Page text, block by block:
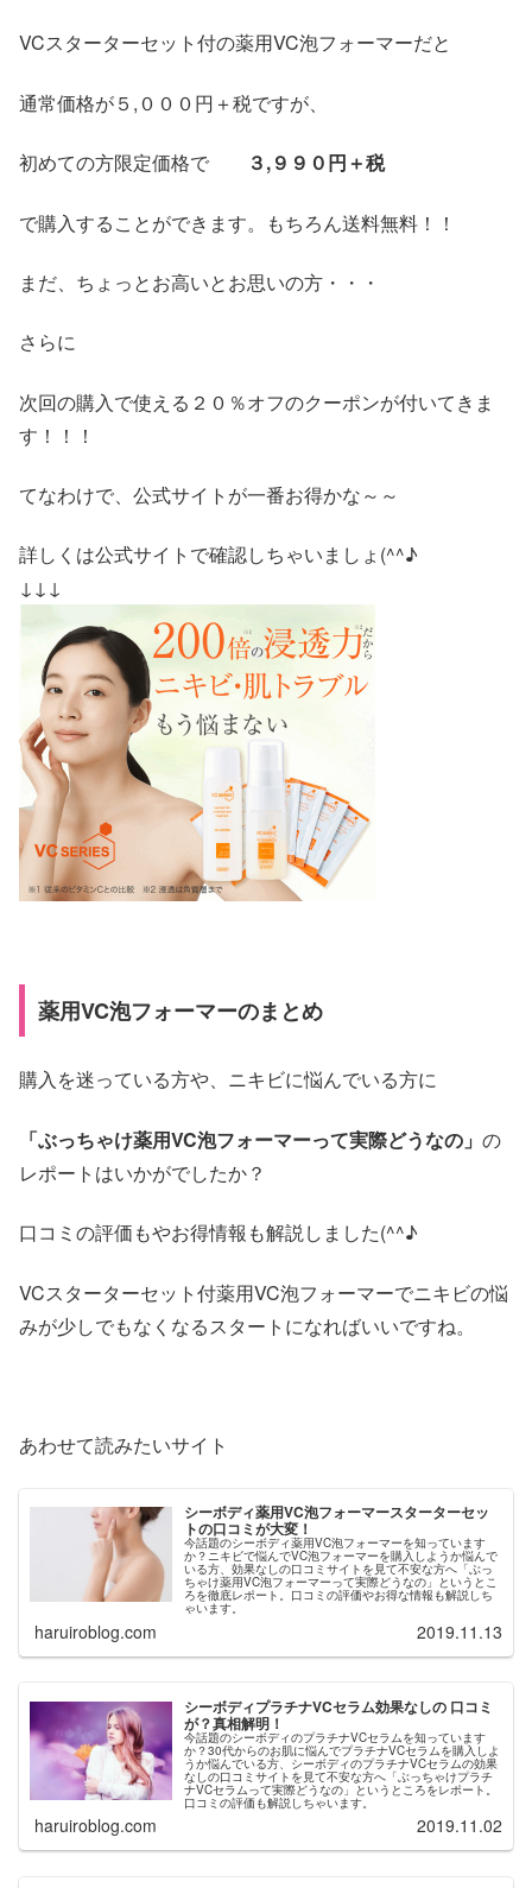
VCスターターセット付の薬用VC泡フォーマーだと
通常価格が５,０００円＋税ですが、
初めての方限定価格で ３,９９０円＋税
で購入することができます。もちろん送料無料！！
まだ、ちょっとお高いとお思いの方・・・
さらに
次回の購入で使える２０％オフのクーポンが付いてきま
す！！！
てなわけで、公式サイトが一番お得かな～～
詳しくは公式サイトで確認しちゃいましょ(^^♪
↓↓↓
薬用VC泡フォーマーのまとめ
購入を迷っている方や、ニキビに悩んでいる方に
「ぶっちゃけ薬用VC泡フォーマーって実際どうなの」 の
レポートはいかがでしたか？
口コミの評価もやお得情報も解説しました(^^♪
VCスターターセット付薬用VC泡フォーマーでニキビの悩
みが少しでもなくなるスタートになればいいですね。
あわせて読みたいサイト
シーボディ薬用VC泡フォーマースターターセッ
トの口コミが大変！
今話題のシーボディ薬用VC泡フォーマーを知っています
か？ニキビで悩んでVC泡フォーマーを購入しようか悩んで
いる方、効果なしの口コミサイトを見て不安な方へ「ぶっ
ちゃけ薬用VC泡フォーマーって実際どうなの」というとこ
ろを徹底レポート。口コミの評価やお得な情報も解説しち
ゃいます。
haruiroblog.com 2019.11.13
シーボディプラチナVCセラム効果なしの 口コミ
が？真相解明！
今話題のシーボディのプラチナVCセラムを知っています
か？30代からのお肌に悩んでプラチナVCセラムを購入しよ
うか悩んでいる方、シーボディのプラチナVCセラムの効果
なしの口コミサイトを見て不安な方へ「ぶっちゃけプラチ
ナVCセラムって実際どうなの」というところをレポート。
口コミの評価も解説しちゃいます。
haruiroblog.com 2019.11.02